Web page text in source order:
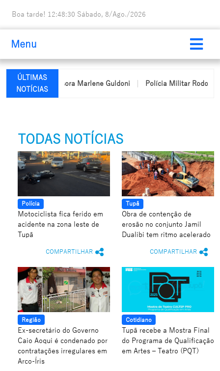
Boa tarde! 12:48:31 Sábado, 8/Ago./2026
Menu
ÚLTIMAS
NOTÍCIAS
da professora Marlene Guldoni Polícia Militar Rodoviária
TODAS NOTÍCIAS
Polícia
Motociclista fica ferido em
acidente na zona leste de
Tupã
COMPARTILHAR
Tupã
Obra de contenção de
erosão no conjunto Jamil
Dualibi tem ritmo acelerado
COMPARTILHAR
Região
Ex-secretário do Governo
Caio Aoqui é condenado por
contratações irregulares em
Arco-Íris
Cotidiano
Tupã recebe a Mostra Final
do Programa de Qualificação
em Artes – Teatro (PQT)